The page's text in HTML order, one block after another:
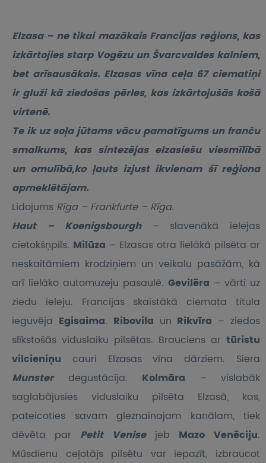
Elzasa – ne tikai mazākais Francijas reģions, kas
izkārtojies starp Vogēzu un Švarcvaldes kalniem,
bet arīsausākais. Elzasas vīna ceļa 67 ciematiņi
ir gluži kā ziedošas pērles, kas izkārtojušās košā
virtenē.
Te ik uz soļa jūtams vācu pamatīgums un franču
smalkums, kas sintezējas elzasiešu viesmīlībā
un omulībā,ko ļauts izjust ikvienam šī reģiona
apmeklētājam.
Lidojums Rīga – Frankfurte – Rīga.
Haut – Koenigsbourgh – slavenākā ielejas
cietokšņpils. Milūza – Elzasas otra lielākā pilsēta ar
neskaitāmiem krodziņiem un veikalu pasāžām, kā
arī lielāko automuzeju pasaulē. Gevilēra – vārti uz
ziedu ieleju. Francijas skaistākā ciemata titula
ieguvēja Egisaima. Ribovila un Rikvīra – ziedos
slīkstošās viduslaiku pilsētas. Brauciens ar tūristu
vilcieniņu cauri Elzasas vīna dārziem. Siera
Munster degustācija. Kolmāra – vislabāk
saglabājusies viduslaiku pilsēta Elzasā, kas,
pateicoties savam gleznainajam kanālam, tiek
dēvēta par Petit Venise jeb Mazo Venēciju.
Mūsdienu ceļotājs pilsētu var iepazīt, izbraucot